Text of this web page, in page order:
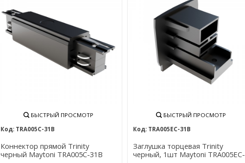
БЫСТРЫЙ ПРОСМОТР
TRA005C-31B
Коннектор прямой Trinity
черный Maytoni TRA005C-31B
БЫСТРЫЙ ПРОСМОТР
TRA005EC-31B
Заглушка торцевая Trinity
черный, 1шт Maytoni TRA005EC-